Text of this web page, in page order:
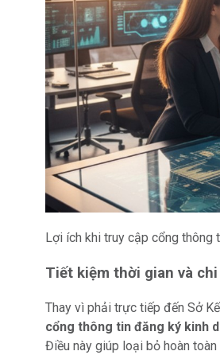
Lợi ích khi truy cập cổng thông
Tiết kiệm thời gian và
Thay vì phải trực tiếp đến Sở
cổng thông tin đăng ký kinh
Điều này giúp loại bỏ hoàn